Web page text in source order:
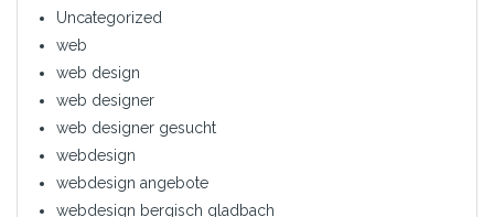
Uncategorized
web
web design
web designer
web designer gesucht
webdesign
webdesign angebote
webdesign bergisch gladbach